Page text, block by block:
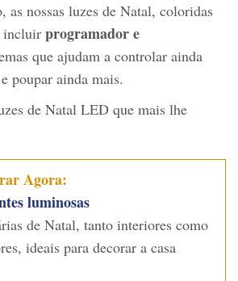
as nossas luzes de Natal, coloridas
incluir programador e
que ajudam a controlar ainda
poupar ainda mais.
de Natal LED que mais lhe
Agora:
luminosas
de Natal, tanto interiores como
ideais para decorar a casa